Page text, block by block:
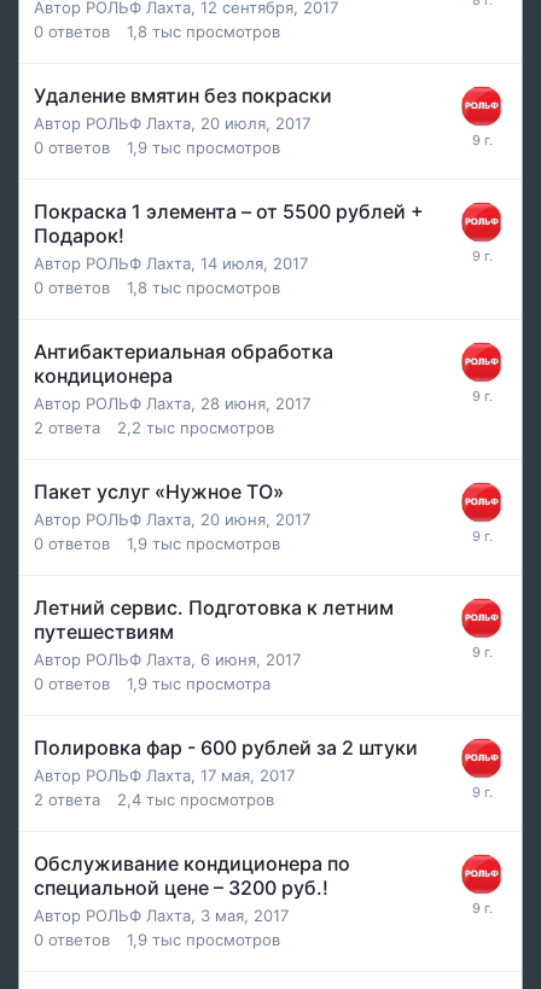
Автор РОЛЬФ Лахта, 12 сентября, 2017
0 ответов 1,8 тыс просмотров
Удаление вмятин без покраски
Автор РОЛЬФ Лахта, 20 июля, 2017
0 ответов 1,9 тыс просмотров
Покраска 1 элемента – от 5500 рублей +
Подарок!
Автор РОЛЬФ Лахта, 14 июля, 2017
0 ответов 1,8 тыс просмотров
Антибактериальная обработка
кондиционера
Автор РОЛЬФ Лахта, 28 июня, 2017
2 ответа 2,2 тыс просмотров
Пакет услуг «Нужное ТО»
Автор РОЛЬФ Лахта, 20 июня, 2017
0 ответов 1,9 тыс просмотров
Летний сервис. Подготовка к летним
путешествиям
Автор РОЛЬФ Лахта, 6 июня, 2017
0 ответов 1,9 тыс просмотра
Полировка фар - 600 рублей за 2 штуки
Автор РОЛЬФ Лахта, 17 мая, 2017
2 ответа 2,4 тыс просмотров
Обслуживание кондиционера по
специальной цене – 3200 руб.!
Автор РОЛЬФ Лахта, 3 мая, 2017
0 ответов 1,9 тыс просмотров